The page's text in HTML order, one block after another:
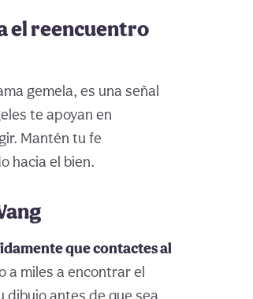
el reencuentro
gemela, es una señal
te apoyan en
Mantén tu fe
hacia el bien.
que contactes al
a miles a encontrar el
antes de que sea